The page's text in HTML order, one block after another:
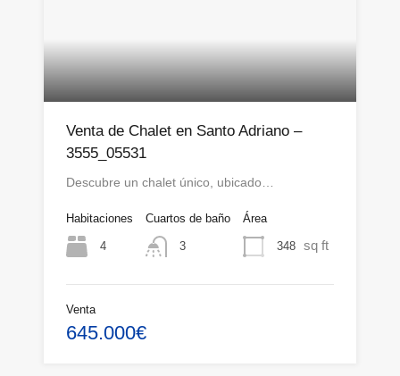
Venta de Chalet en Santo Adriano –
3555_05531
Descubre un chalet único, ubicado…
Habitaciones
4
Cuartos de baño
3
Área
348 sq ft
Venta
645.000€